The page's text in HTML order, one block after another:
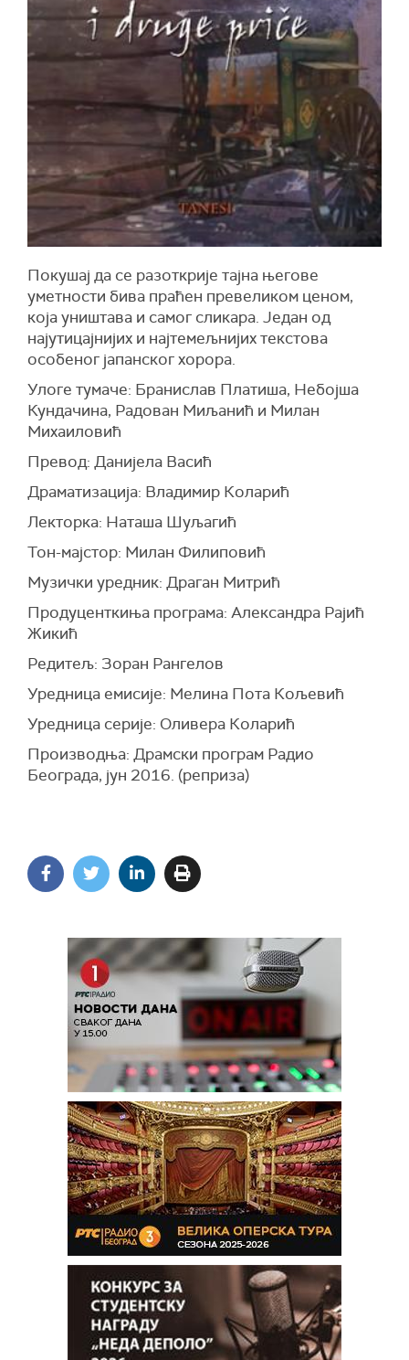
Покушај да се разоткрије тајна његове
уметности бива праћен превеликом ценом,
која уништава и самог сликара. Један од
најутицајнијих и најтемељнијих текстова
особеног јапанског хорора.
Улоге тумаче: Бранислав Платиша, Небојша
Кундачина, Радован Миљанић и Милан
Михаиловић
Превод: Данијела Васић
Драматизација: Владимир Коларић
Лекторка: Наташа Шуљагић
Тон-мајстор: Милан Филиповић
Музички уредник: Драган Митрић
Продуценткиња програма: Александра Рајић
Жикић
Редитељ: Зоран Рангелов
Уредница емисије: Мелина Пота Кољевић
Уредница серије: Оливера Коларић
Производња: Драмски програм Радио
Београда, јун 2016. (реприза)